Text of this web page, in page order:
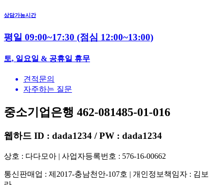
상담가능시간
평일 09:00~17:30 (점심 12:00~13:00)
토, 일요일 & 공휴일 휴무
견적문의
자주하는 질문
중소기업은행 462-081485-01-016
웹하드 ID : dada1234 / PW : dada1234
상호 : 다다모아 | 사업자등록번호 : 576-16-00662
통신판매업 : 제2017-충남천안-107호 | 개인정보책임자 : 김보